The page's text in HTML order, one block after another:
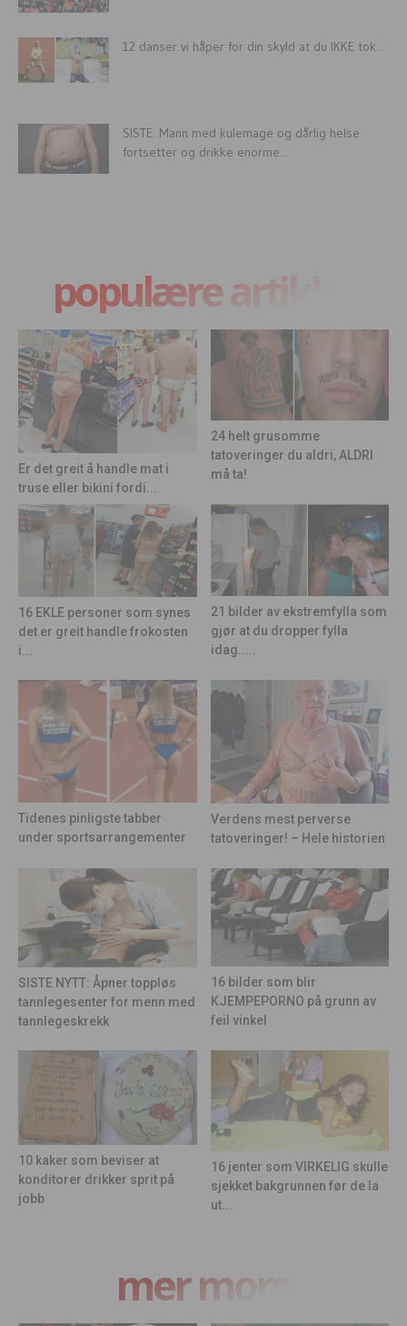
12 danser vi håper for din skyld at du IKKE tok...
SISTE: Mann med kulemage og dårlig helse
fortsetter og drikke enorme...
populære artikler
Er det greit å handle mat i
truse eller bikini fordi...
24 helt grusomme
tatoveringer du aldri, ALDRI
må ta!
16 EKLE personer som synes
det er greit handle frokosten
i...
21 bilder av ekstremfylla som
gjør at du dropper fylla
idag.....
Tidenes pinligste tabber
under sportsarrangementer
Verdens mest perverse
tatoveringer! – Hele historien
SISTE NYTT: Åpner toppløs
tannlegesenter for menn med
tannlegeskrekk
16 bilder som blir
KJEMPEPORNO på grunn av
feil vinkel
10 kaker som beviser at
konditorer drikker sprit på
jobb
16 jenter som VIRKELIG skulle
sjekket bakgrunnen før de la
ut...
mer moro